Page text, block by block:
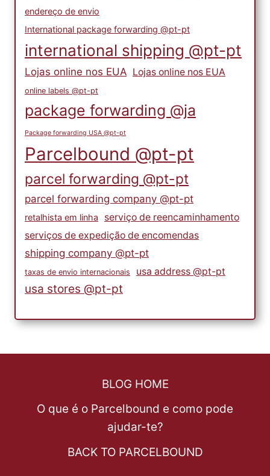
endereço de envio
International package forwarding @pt-pt
international shipping @pt-pt
Lojas online nos EUA Lojas online nos EUA
online labels @pt-pt
package forwarding @ja
Package forwarding USA @pt-pt
Parcelbound @pt-pt
parcel forwarding @pt-pt
parcel forwarding company @pt-pt
retalhista em linha
serviço de reencaminhamento
serviços de expedição de encomendas
shipping company @pt-pt
taxas de envio internacionais usa address @pt-pt
usa stores @pt-pt
BLOG HOME
O que é o Parcelbound e como pode
ajudar-te?
BACK TO PARCELBOUND